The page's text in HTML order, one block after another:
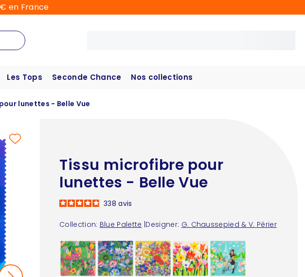
en France
Les Tops Seconde Chance Nos collections
lunettes - Belle Vue
Tissu microfibre pour
lunettes - Belle Vue
Collection: Blue Palette Designer: G. Chaussepied & V. Périer
338avis